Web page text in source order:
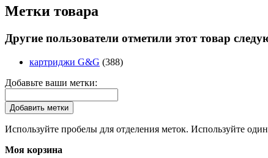
Метки товара
Другие пользователи отметили этот товар
картриджи G&G (388)
Добавьте ваши метки:
Добавить метки
Используйте пробелы для отделения меток. Используйте
Моя корзина